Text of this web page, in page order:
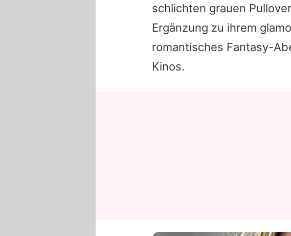
schlichten grauen
Ergänzung zu ihrem
romantisches Fantasy-
Kinos.